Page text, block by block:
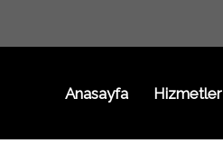
Anasayfa Hizmetler